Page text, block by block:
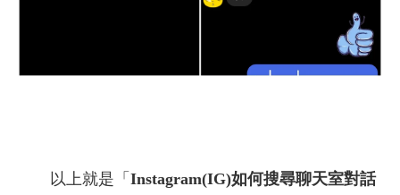
以上就是「 Instagram(IG)如何搜尋聊天室對話